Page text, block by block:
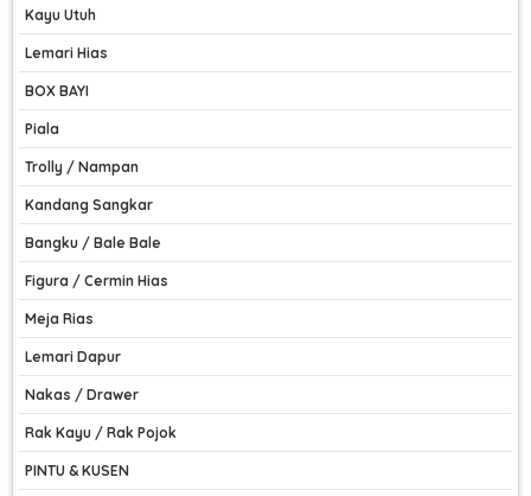
Kayu Utuh
Lemari Hias
BOX BAYI
Piala
Trolly / Nampan
Kandang Sangkar
Bangku / Bale Bale
Figura / Cermin Hias
Meja Rias
Lemari Dapur
Nakas / Drawer
Rak Kayu / Rak Pojok
PINTU & KUSEN